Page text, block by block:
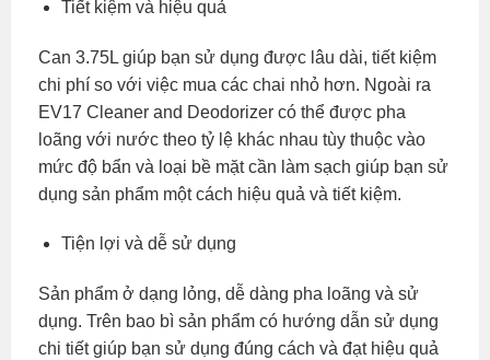
Tiết kiệm và hiệu quả
Can 3.75L giúp bạn sử dụng được lâu dài, tiết kiệm
chi phí so với việc mua các chai nhỏ hơn. Ngoài ra
EV17 Cleaner and Deodorizer có thể được pha
loãng với nước theo tỷ lệ khác nhau tùy thuộc vào
mức độ bẩn và loại bề mặt cần làm sạch giúp bạn sử
dụng sản phẩm một cách hiệu quả và tiết kiệm.
Tiện lợi và dễ sử dụng
Sản phẩm ở dạng lỏng, dễ dàng pha loãng và sử
dụng. Trên bao bì sản phẩm có hướng dẫn sử dụng
chi tiết giúp bạn sử dụng đúng cách và đạt hiệu quả